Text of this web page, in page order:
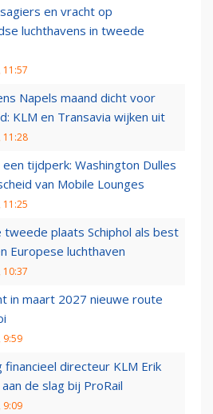
en vracht op
luchthavens in tweede
11:57
Napels maand dicht voor
KLM en Transavia wijken uit
11:28
een tijdperk: Washington Dulles
van Mobile Lounges
11:25
tweede plaats Schiphol als best
Europese luchthaven
10:37
in maart 2027 nieuwe route
9:59
financieel directeur KLM Erik
de slag bij ProRail
9:09